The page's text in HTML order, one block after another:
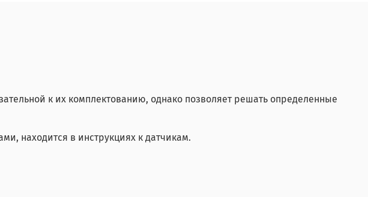
к их комплектованию, однако позволяет решать определенные
находится в инструкциях к датчикам.